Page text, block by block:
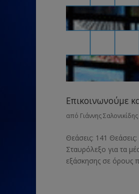
Επικοινωνούμε
από Γιάννης Σαλονικίδης
Θεάσεις: 141
Σταυρόλεξο για τα
εξάσκησης σε όρους